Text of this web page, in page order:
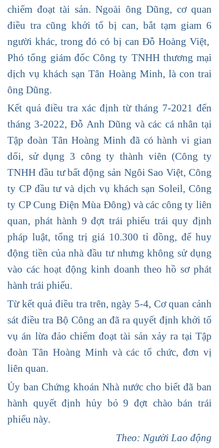
chiếm đoạt tài sản. Ngoài ông Dũng, cơ quan
điều tra cũng khởi tố bị can, bắt tạm giam 6
người khác, trong đó có bị can Đỗ Hoàng Việt,
Phó tổng giám đốc Công ty TNHH thương mại
dịch vụ khách sạn Tân Hoàng Minh, là con trai
ông Dũng.
Kết quả điều tra xác định từ tháng 7-2021 đến
tháng 3-2022, Đỗ Anh Dũng và các cá nhân tại
Tập đoàn Tân Hoàng Minh đã có hành vi gian
dối, sử dụng 3 công ty thành viên (Công ty
TNHH đầu tư bất động sản Ngôi Sao Việt, Công
ty CP đầu tư và dịch vụ khách sạn Soleil, Công
ty CP Cung Điện Mùa Đông) và các công ty liên
quan, phát hành 9 đợt trái phiếu trái quy định
pháp luật, tổng trị giá 10.300 tỉ đồng, để huy
động tiền của nhà đầu tư nhưng không sử dụng
vào các hoạt động kinh doanh theo hồ sơ phát
hành trái phiếu.
Từ kết quả điều tra trên, ngày 5-4, Cơ quan cảnh
sát điều tra Bộ Công an đã ra quyết định khởi tố
vụ án lừa đảo chiếm đoạt tài sản xảy ra tại Tập
đoàn Tân Hoàng Minh và các tổ chức, đơn vị
liên quan.
Ủy ban Chứng khoán Nhà nước cho biết đã ban
hành quyết định hủy bỏ 9 đợt chào bán trái
phiếu này.
Theo: Người Lao động